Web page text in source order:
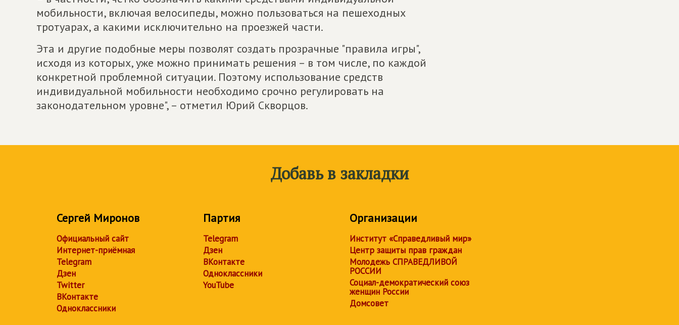
мобильности, включая велосипеды, можно пользоваться на пешеходных
тротуарах, а какими исключительно на проезжей части.
Эта и другие подобные меры позволят создать прозрачные "правила игры",
исходя из которых, уже можно принимать решения – в том числе, по каждой
конкретной проблемной ситуации. Поэтому использование средств
индивидуальной мобильности необходимо срочно регулировать на
законодательном уровне", – отметил Юрий Скворцов.
Добавь в закладки
Сергей Миронов
Официальный сайт
Интернет-приёмная
Telegram
Дзен
Twitter
ВКонтакте
Одноклассники
Партия
Telegram
Дзен
ВКонтакте
Одноклассники
YouTube
Организации
Институт «Справедливый мир»
Центр защиты прав граждан
Молодежь СПРАВЕДЛИВОЙ
РОССИИ
Социал-демократический союз
женщин России
Домсовет